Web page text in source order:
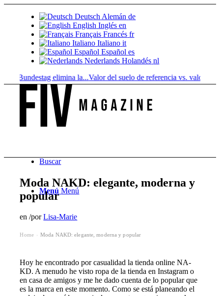
Deutsch Alemán de
English Inglés en
Français Francés fr
Italiano Italiano it
Español Español es
Nederlands Holandés nl
Bundestag elimina la... Valor del suelo de referencia vs. valor...
Buscar
Menú Menú
Moda NAKD: elegante, moderna y
popular
en/porLisa-Marie
Home Moda NAKD: elegante, moderna y popular
Hoy he encontrado por casualidad la tienda online NA-
KD. A menudo he visto ropa de la tienda en Instagram o
en casa de amigos y me he dado cuenta de lo popular que
es la marca en este momento. Como se está planeando el